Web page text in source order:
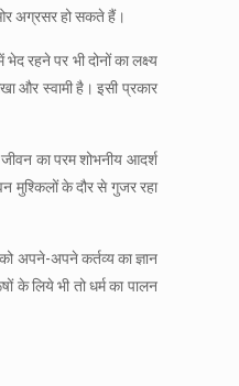
ओर अग्रसर हो सकते हैं।
रहने पर भी दोनों का लक्ष्य
और स्वामी है। इसी प्रकार
का परम शोभनीय आदर्श
मुश्किलों के दौर से गुजर रहा
अपने-अपने कर्तव्य का ज्ञान
के लिये भी तो धर्म का पालन